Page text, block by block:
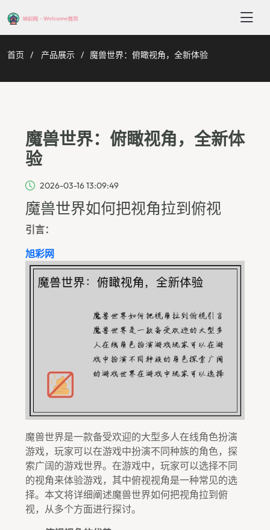
首页 产品展示 魔兽世界：俯瞰视角，全新体验
魔兽世界：俯瞰视角，全新体
验
2026-03-16 13:09:49
魔兽世界如何把视角拉到俯视
引言：
旭彩网
魔兽世界是一款备受欢迎的大型多人在线角色扮演
游戏，玩家可以在游戏中扮演不同种族的角色，探
索广阔的游戏世界。在游戏中，玩家可以选择不同
的视角来体验游戏，其中俯视视角是一种常见的选
择。本文将详细阐述魔兽世界如何把视角拉到俯
视，从多个方面进行探讨。